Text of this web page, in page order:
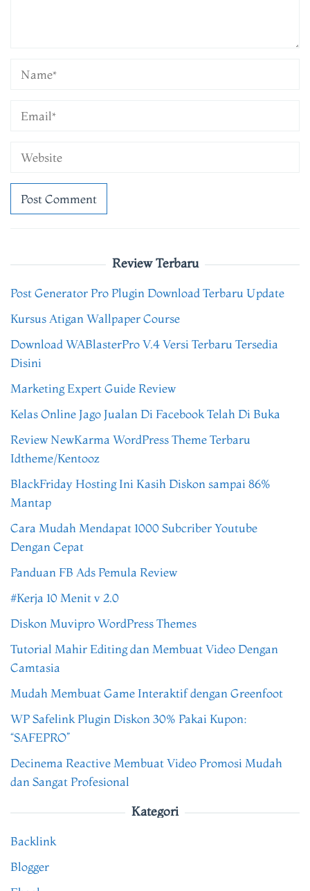
Review Terbaru
Post Generator Pro Plugin Download Terbaru Update
Kursus Atigan Wallpaper Course
Download WABlasterPro V.4 Versi Terbaru Tersedia
Disini
Marketing Expert Guide Review
Kelas Online Jago Jualan Di Facebook Telah Di Buka
Review NewKarma WordPress Theme Terbaru
Idtheme/Kentooz
BlackFriday Hosting Ini Kasih Diskon sampai 86%
Mantap
Cara Mudah Mendapat 1000 Subcriber Youtube
Dengan Cepat
Panduan FB Ads Pemula Review
#Kerja 10 Menit v 2.0
Diskon Muvipro WordPress Themes
Tutorial Mahir Editing dan Membuat Video Dengan
Camtasia
Mudah Membuat Game Interaktif dengan Greenfoot
WP Safelink Plugin Diskon 30% Pakai Kupon:
“SAFEPRO”
Decinema Reactive Membuat Video Promosi Mudah
dan Sangat Profesional
Kategori
Backlink
Blogger